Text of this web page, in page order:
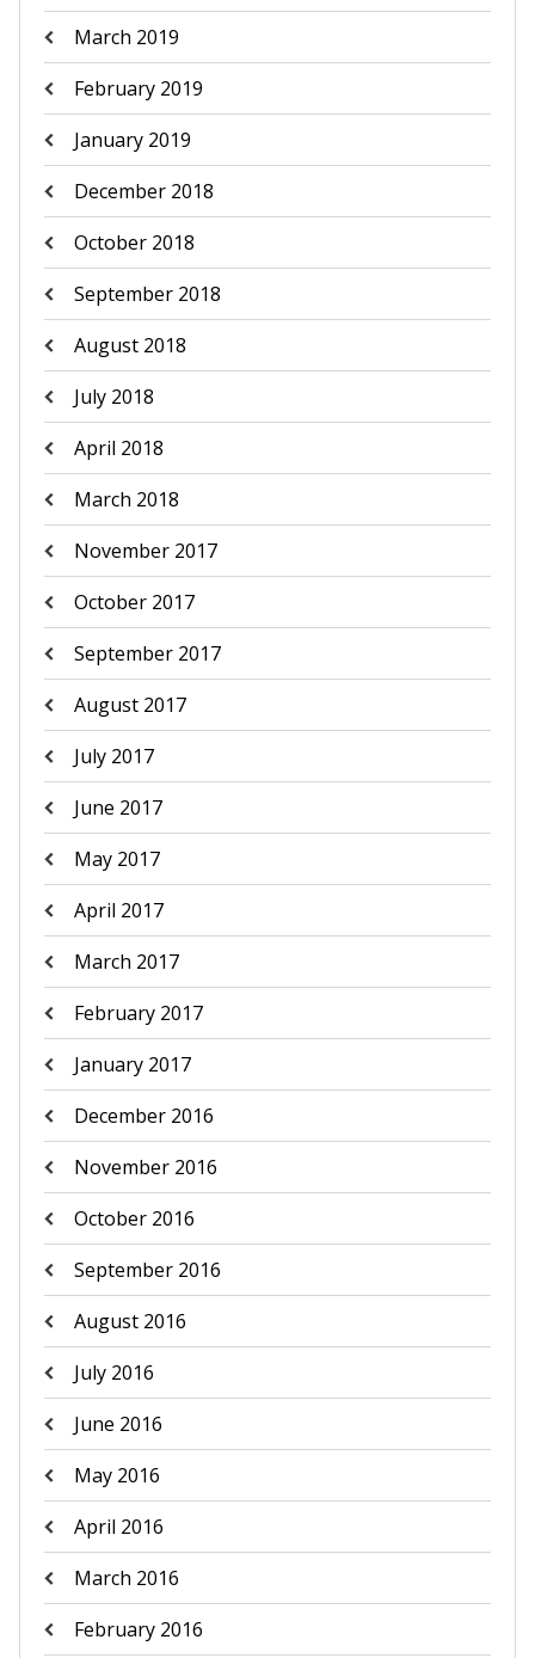
March 2019
February 2019
January 2019
December 2018
October 2018
September 2018
August 2018
July 2018
April 2018
March 2018
November 2017
October 2017
September 2017
August 2017
July 2017
June 2017
May 2017
April 2017
March 2017
February 2017
January 2017
December 2016
November 2016
October 2016
September 2016
August 2016
July 2016
June 2016
May 2016
April 2016
March 2016
February 2016